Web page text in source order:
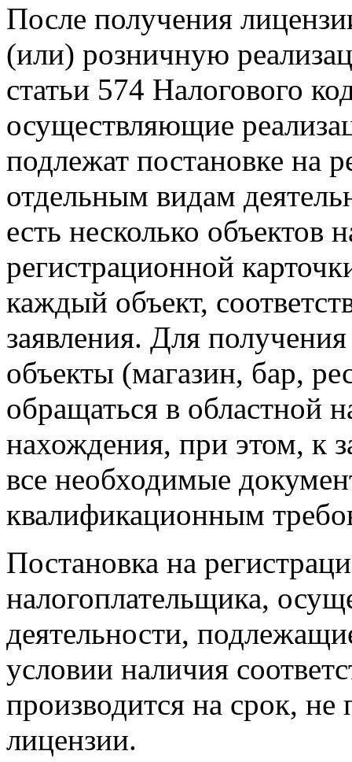
После получения
(или) розничную
статьи 574 Налогового
осуществляющие
подлежат постановке на
отдельным видам
есть несколько объектов
регистрационной
каждый объект,
заявления. Для
объекты (магазин, бар,
обращаться в областной
нахождения, при этом, к
все необходимые
квалификационным
Постановка на
налогоплательщика,
деятельности,
условии наличия
производится на срок,
лицензии.